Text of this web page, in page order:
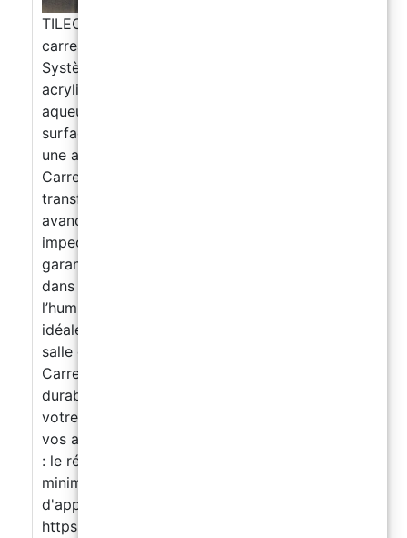
TILECOAT PRO Peinture pour la rénovation des
carreaux
Système résineux coloré, à base de résines
acryliques-polyuréthanes en dispersion
aqueuse, conçu pour la finition de carrelages,
surfaces en béton et chapes ciment. Créez
une ambiance splendide avec la Peinture pour
Carrelage TileCoat Pro – le choix parfait pour
transformer vos espaces. Grâce à sa formule
avancée, TileCoat Pro offre une couverture
impeccable et une durabilité exceptionnelle,
garantissant un résultat professionnel qui dure
dans le temps. Sa résistance aux taches, à
l’humidité et aux abrasions en fait une solution
idéale pour toutes les pièces, de la cuisine à la
salle de bain. Choisissez la Peinture pour
Carrelage ResinPro pour un rendu élégant et
durable, qui mettra en valeur chaque pièce de
votre maison. Rafraîchissez vos espaces et
vos anciens carrelages avec un simple rouleau
: le résultat est garanti, avec un investissement
minimal ! Principales propriétés Guide
d'application
https://www.youtube.com/watch?